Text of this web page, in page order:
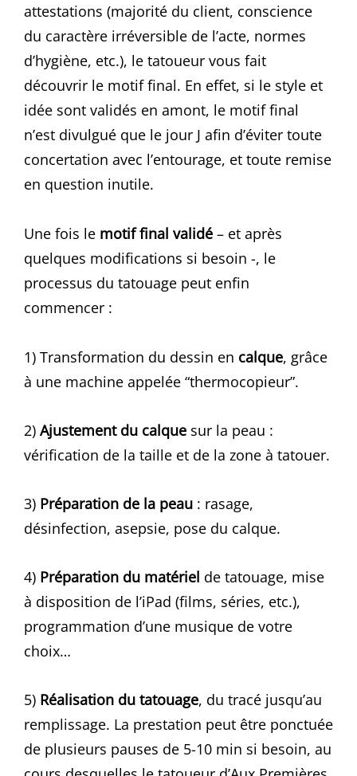
attestations (majorité du client, conscience
du caractère irréversible de l’acte, normes
d’hygiène, etc.), le tatoueur vous fait
découvrir le motif final. En effet, si le style et
idée sont validés en amont, le motif final
n’est divulgué que le jour J afin d’éviter toute
concertation avec l’entourage, et toute remise
en question inutile.
Une fois le motif final validé – et après
quelques modifications si besoin -, le
processus du tatouage peut enfin
commencer :
1) Transformation du dessin en calque, grâce
à une machine appelée “thermocopieur”.
2) Ajustement du calque sur la peau :
vérification de la taille et de la zone à tatouer.
3) Préparation de la peau : rasage,
désinfection, asepsie, pose du calque.
4) Préparation du matériel de tatouage, mise
à disposition de l’iPad (films, séries, etc.),
programmation d’une musique de votre
choix…
5) Réalisation du tatouage, du tracé jusqu’au
remplissage. La prestation peut être ponctuée
de plusieurs pauses de 5-10 min si besoin, au